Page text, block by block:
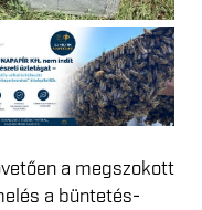
a megszokott
a büntetés-